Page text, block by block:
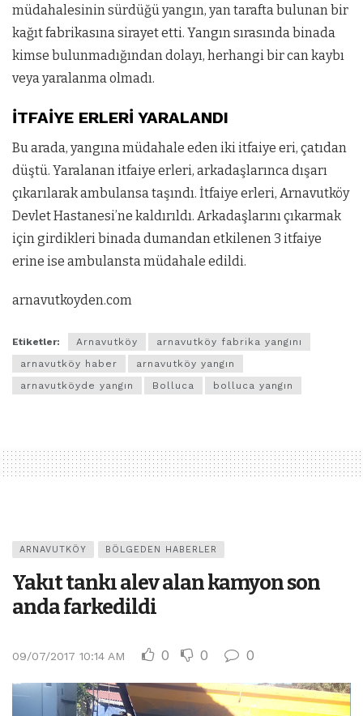
müdahalesinin sürdüğü yangın, yan tarafta bulunan bir
kağıt fabrikasına sirayet etti. Yangın sırasında binada
kimse bulunmadığından dolayı, herhangi bir can kaybı
veya yaralanma olmadı.
İTFAİYE ERLERİ YARALANDI
Bu arada, yangına müdahale eden iki itfaiye eri, çatıdan
düştü. Yaralanan itfaiye erleri, arkadaşlarınca dışarı
çıkarılarak ambulansa taşındı. İtfaiye erleri, Arnavutköy
Devlet Hastanesi’ne kaldırıldı. Arkadaşlarını çıkarmak
için girdikleri binada dumandan etkilenen 3 itfaiye
erine ise ambulansta müdahale edildi.
arnavutkoyden.com
Etiketler: Arnavutköy
arnavutköy fabrika yangını
arnavutköy haber
arnavutköy yangın
arnavutköyde yangın
Bolluca bolluca yangın
ARNAVUTKÖY BÖLGEDEN HABERLER
Yakıt tankı alev alan kamyon son
anda farkedildi
09/07/2017 10:14 AM 0 0 0